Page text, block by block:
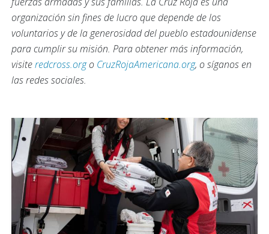
organización sin fines de lucro que depende de los
voluntarios y de la generosidad del pueblo estadounidense
para cumplir su misión. Para obtener más información,
visiteredcross.orgo CruzRojaAmericana.org, o síganos en
las redes sociales.